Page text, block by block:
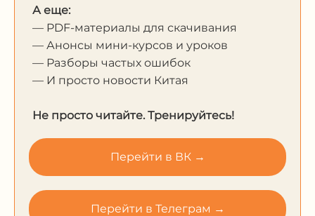
А еще:
— PDF-материалы для скачивания
— Анонсы мини-курсов и уроков
— Разборы частых ошибок
— И просто новости Китая
Не просто читайте. Тренируйтесь!
Перейти в ВК →
Перейти в Телеграм →